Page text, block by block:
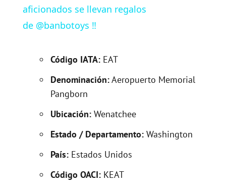
o
aficionados se llevan regalos
de @banbotoys ‼️
Código IATA: EAT
Denominación:Aeropuerto Memorial
Pangborn
Ubicación: Wenatchee
Estado / Departamento: Washington
País: Estados Unidos
Código OACI: KEAT